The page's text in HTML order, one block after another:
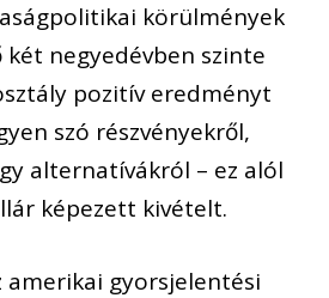
körülmények
két negyedévben szinte
pozitív eredményt
szó részvényekről,
alternatívákról – ez alól
képezett kivételt.
amerikai gyorsjelentési